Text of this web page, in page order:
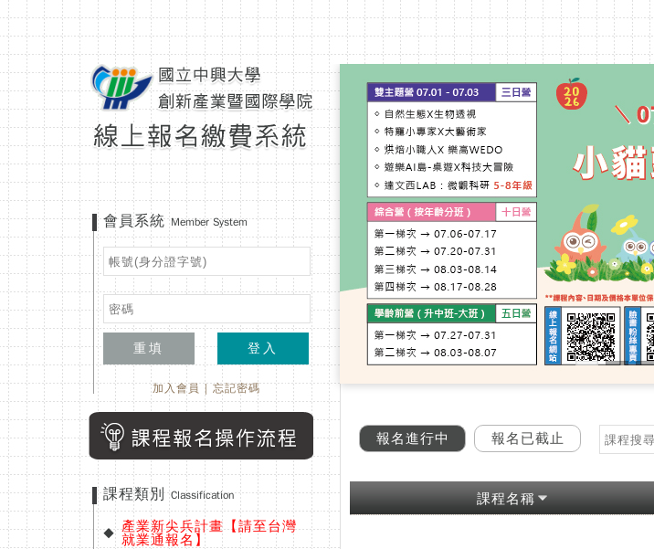
會員系統Member System
重填 登入
加入會員|忘記密碼
課程類別Classification
◆ 產業新尖兵計畫【請至台灣
就業通報名】
報名進行中 報名已截止
課程名稱